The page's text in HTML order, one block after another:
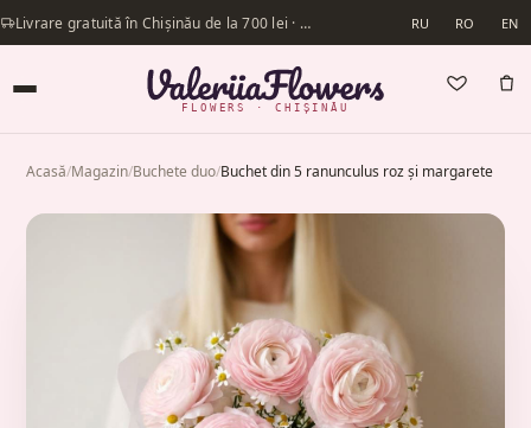
Livrare gratuită în Chișinău de la 700 lei · Livrăm în aceeași zi RU RO EN
FLOWERS · CHIȘINĂU
Acasă/Magazin/Buchete duo/Buchet din 5 ranunculus roz și margarete